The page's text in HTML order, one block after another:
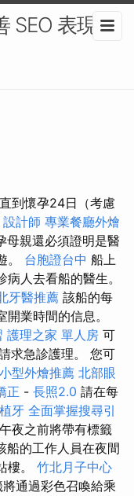
SEO 表現-
到懷孕24日（考慮
設計師 專業餐廳外燴
母親還必須證明是醫
。 台胞證台中 船上
人去看船的醫生。
牙醫推薦 該船的每
業時間的信息。
護理之家 單人房 可
求急診護理。 您可
小型外燴推薦 北部眼
正 - 長照2.0 請在每
牙 全面掌握搜尋引
夜之前將帶有標籤
船的工作人員在夜間
樓。 竹北月子中心
通過彩色召喚給乘